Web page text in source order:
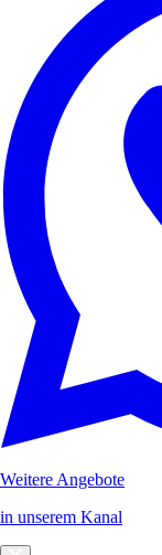
Weitere Angebote
in unserem Kanal